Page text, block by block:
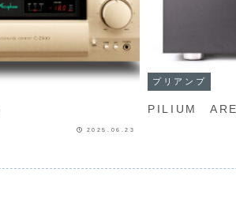
2025.06.23
プリアンプ
PILIUM